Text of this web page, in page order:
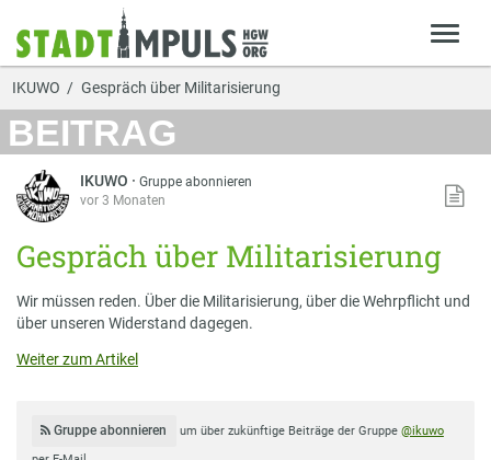
IKUWO Gespräch über Militarisierung
BEITRAG
IKUWO ·Gruppe abonnieren
vor 3 Monaten
Gespräch über Militarisierung
Wir müssen reden. Über die Militarisierung, über die Wehrpflicht und
über unseren Widerstand dagegen.
Weiter zum Artikel
Gruppe abonnieren um über zukünftige Beiträge der Gruppe @ikuwo